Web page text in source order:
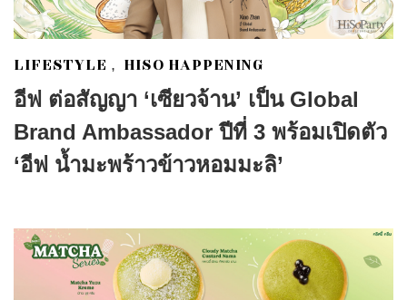
LIFESTYLE , HISO HAPPENING
อีฟ ต่อสัญญา ‘เซียวจ้าน’ เป็น Global
Brand Ambassador ปีที่ 3 พร้อมเปิดตัว
‘อีฟ น้ำมะพร้าวข้าวหอมมะลิ’